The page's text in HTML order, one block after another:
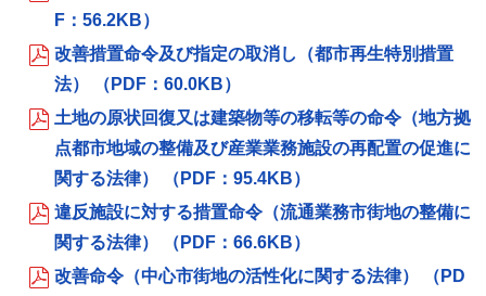
F：56.2KB）
改善措置命令及び指定の取消し（都市再生特別措置
法） （PDF：60.0KB）
土地の原状回復又は建築物等の移転等の命令（地方拠
点都市地域の整備及び産業業務施設の再配置の促進に
関する法律） （PDF：95.4KB）
違反施設に対する措置命令（流通業務市街地の整備に
関する法律） （PDF：66.6KB）
改善命令（中心市街地の活性化に関する法律） （PD